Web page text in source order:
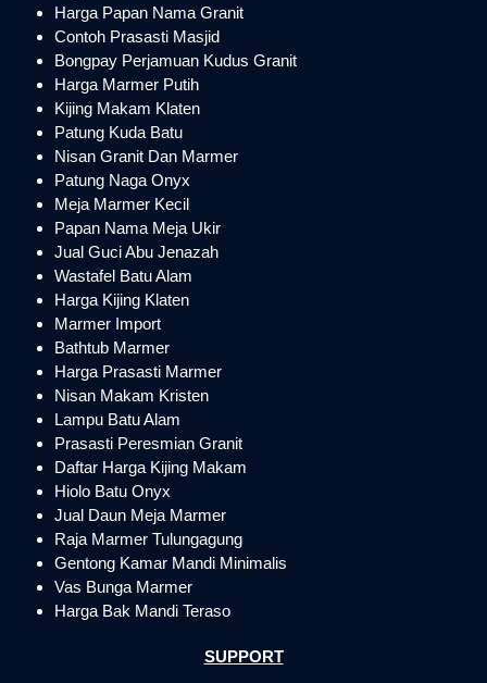
Harga Papan Nama Granit
Contoh Prasasti Masjid
Bongpay Perjamuan Kudus Granit
Harga Marmer Putih
Kijing Makam Klaten
Patung Kuda Batu
Nisan Granit Dan Marmer
Patung Naga Onyx
Meja Marmer Kecil
Papan Nama Meja Ukir
Jual Guci Abu Jenazah
Wastafel Batu Alam
Harga Kijing Klaten
Marmer Import
Bathtub Marmer
Harga Prasasti Marmer
Nisan Makam Kristen
Lampu Batu Alam
Prasasti Peresmian Granit
Daftar Harga Kijing Makam
Hiolo Batu Onyx
Jual Daun Meja Marmer
Raja Marmer Tulungagung
Gentong Kamar Mandi Minimalis
Vas Bunga Marmer
Harga Bak Mandi Teraso
SUPPORT